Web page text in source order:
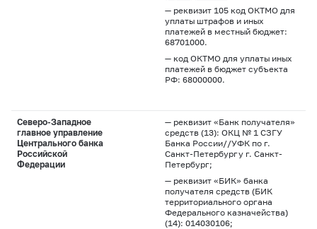
— реквизит 105 код ОКТМО для
уплаты штрафов и иных
платежей в местный бюджет:
68701000.
— код ОКТМО для уплаты иных
платежей в бюджет субъекта
РФ: 68000000.
Северо-Западное
главное управление
Центрального банка
Российской
Федерации
— реквизит «Банк получателя»
средств (13): ОКЦ № 1 СЗГУ
Банка России//УФК по г.
Санкт-Петербургу г. Санкт-
Петербург;
— реквизит «БИК» банка
получателя средств (БИК
территориального органа
Федерального казначейства)
(14): 014030106;